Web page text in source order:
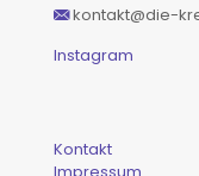
kontakt@die-
Instagram
Kontakt